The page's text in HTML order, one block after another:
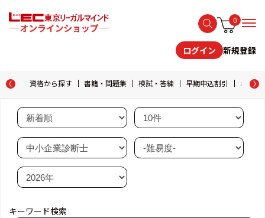
0
ログイン 新規登録
資格から探す 書籍・問題集 模試・答練 早期申込割引 おため
キーワード検索